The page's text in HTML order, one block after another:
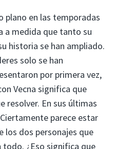
plano en las temporadas
a medida que tanto su
historia se han ampliado.
solo se han
por primera vez,
Vecna ​​significa que
resolver. En sus últimas
parece estar
los dos personajes que
¿Eso significa que